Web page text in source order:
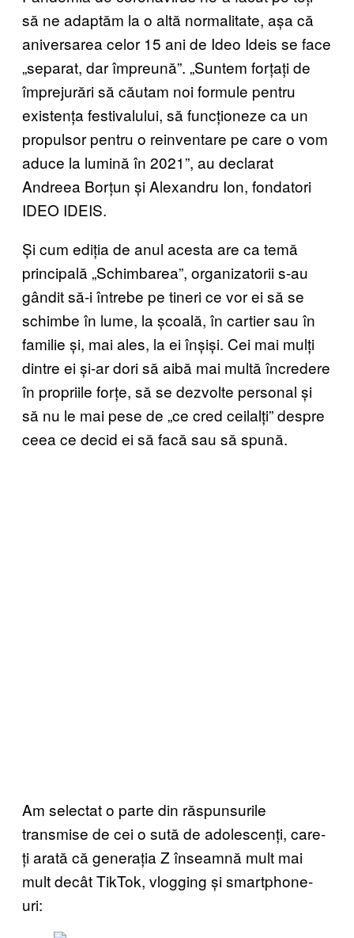
să ne adaptăm la o altă normalitate, așa că
aniversarea celor 15 ani de Ideo Ideis se face
„separat, dar împreună”. „Suntem forțați de
împrejurări să căutam noi formule pentru
existența festivalului, să funcționeze ca un
propulsor pentru o reinventare pe care o vom
aduce la lumină în 2021”, au declarat
Andreea Borțun și Alexandru Ion, fondatori
IDEO IDEIS.
Și cum ediția de anul acesta are ca temă
principală „Schimbarea”, organizatorii s-au
gândit să-i întrebe pe tineri ce vor ei să se
schimbe în lume, la școală, în cartier sau în
familie și, mai ales, la ei înșiși. Cei mai mulți
dintre ei și-ar dori să aibă mai multă încredere
în propriile forțe, să se dezvolte personal și
să nu le mai pese de „ce cred ceilalți” despre
ceea ce decid ei să facă sau să spună.
Am selectat o parte din răspunsurile
transmise de cei o sută de adolescenți, care-
ți arată că generația Z înseamnă mult mai
mult decât TikTok, vlogging și smartphone-
uri: